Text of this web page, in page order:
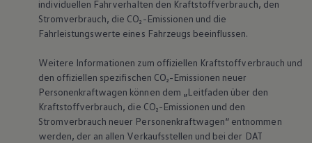
individuellen Fahrverhalten den Kraftstoffverbrauch, den
Stromverbrauch, die CO₂-Emissionen und die
Fahrleistungswerte eines Fahrzeugs beeinflussen.
Weitere Informationen zum offiziellen Kraftstoffverbrauch und
den offiziellen spezifischen CO₂-Emissionen neuer
Personenkraftwagen können dem „Leitfaden über den
Kraftstoffverbrauch, die CO₂-Emissionen und den
Stromverbrauch neuer Personenkraftwagen“ entnommen
werden, der an allen Verkaufsstellen und bei der DAT